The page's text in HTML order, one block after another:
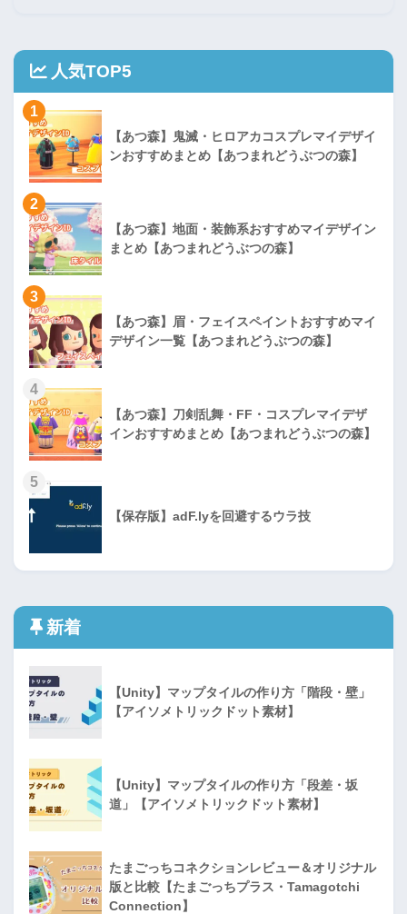
人気TOP5
1
【あつ森】鬼滅・ヒロアカコスプレマイデザイ
ンおすすめまとめ【あつまれどうぶつの森】
2
【あつ森】地面・装飾系おすすめマイデザイン
まとめ【あつまれどうぶつの森】
3
【あつ森】眉・フェイスペイントおすすめマイ
デザイン一覧【あつまれどうぶつの森】
4
【あつ森】刀剣乱舞・FF・コスプレマイデザ
インおすすめまとめ【あつまれどうぶつの森】
5
【保存版】adF.lyを回避するウラ技
新着
【Unity】マップタイルの作り方「階段・壁」
【アイソメトリックドット素材】
【Unity】マップタイルの作り方「段差・坂
道」【アイソメトリックドット素材】
たまごっちコネクションレビュー＆オリジナル
版と比較【たまごっちプラス・Tamagotchi
Connection】